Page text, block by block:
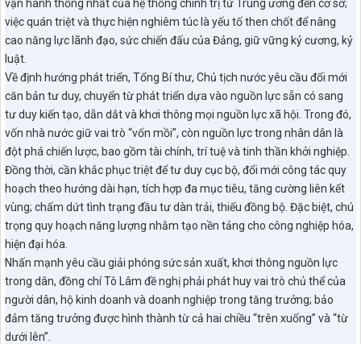
vận hành thống nhất của hệ thống chính trị từ Trung ương đến cơ sở;
việc quán triệt và thực hiện nghiêm túc là yếu tố then chốt để nâng
cao năng lực lãnh đạo, sức chiến đấu của Đảng, giữ vững kỷ cương, kỷ
luật.
Về định hướng phát triển, Tổng Bí thư, Chủ tịch nước yêu cầu đổi mới
căn bản tư duy, chuyển từ phát triển dựa vào nguồn lực sẵn có sang
tư duy kiến tạo, dẫn dắt và khơi thông mọi nguồn lực xã hội. Trong đó,
vốn nhà nước giữ vai trò “vốn mồi”, còn nguồn lực trong nhân dân là
đột phá chiến lược, bao gồm tài chính, trí tuệ và tinh thần khởi nghiệp.
Đồng thời, cần khắc phục triệt để tư duy cục bộ, đổi mới công tác quy
hoạch theo hướng dài hạn, tích hợp đa mục tiêu, tăng cường liên kết
vùng; chấm dứt tình trạng đầu tư dàn trải, thiếu đồng bộ. Đặc biệt, chú
trọng quy hoạch năng lượng nhằm tạo nền tảng cho công nghiệp hóa,
hiện đại hóa.
Nhấn mạnh yêu cầu giải phóng sức sản xuất, khơi thông nguồn lực
trong dân, đồng chí Tô Lâm đề nghị phải phát huy vai trò chủ thể của
người dân, hộ kinh doanh và doanh nghiệp trong tăng trưởng; bảo
đảm tăng trưởng được hình thành từ cả hai chiều “trên xuống” và “từ
dưới lên”.